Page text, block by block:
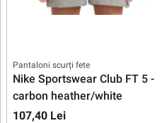
Pantaloni scurți fete
Nike Sportswear Club FT 5 -
carbon heather/white
107,40 Lei